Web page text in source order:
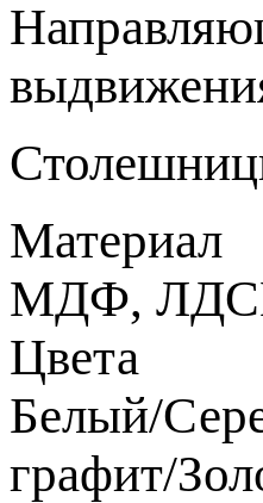
Материал
МДФ,
Цвета
Белый/
графит/